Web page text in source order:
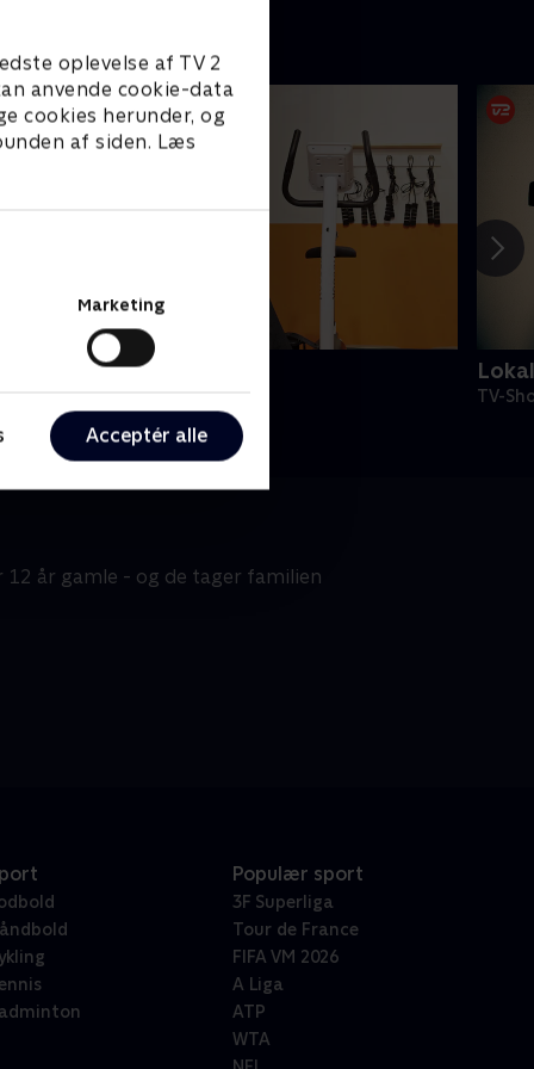
oplevelse af TV 2
anvende cookie-data
cookies herunder, og
af siden. Læs
Marketing
Acceptér alle
og
Rundt på gulvet
Shows • 2 sæsoner TV-
år gamle - og de tager familien
Populær sport
3F Superliga
Tour de France
FIFA VM 2026
A Liga
ATP
WTA